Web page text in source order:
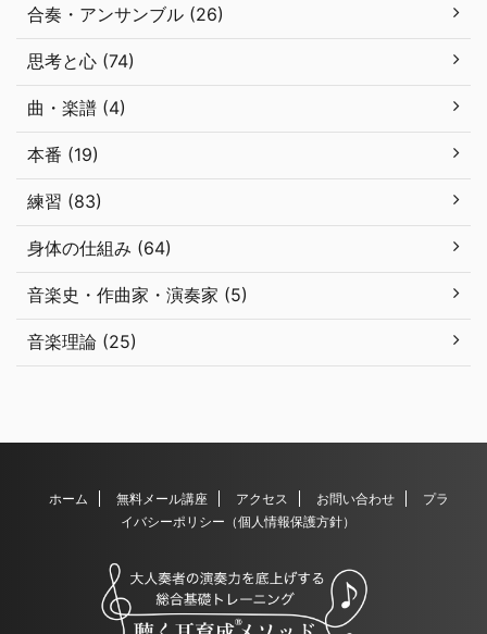
合奏・アンサンブル (26)
思考と心 (74)
曲・楽譜 (4)
本番 (19)
練習 (83)
身体の仕組み (64)
音楽史・作曲家・演奏家 (5)
音楽理論 (25)
ホーム 無料メール講座 アクセス お問い合わせ
プラ
イバシーポリシー（個人情報保護方針）